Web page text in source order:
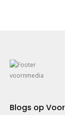
Blogs op